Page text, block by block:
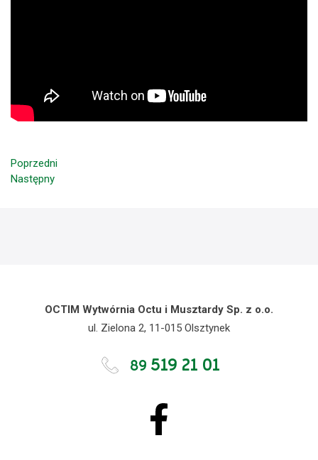
Poprzedni
Następny
OCTIM Wytwórnia Octu i Musztardy Sp. z o.o.
ul. Zielona 2, 11-015 Olsztynek
89 519 21 01